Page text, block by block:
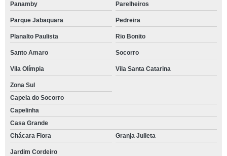
Panamby Parelheiros
Parque Jabaquara Pedreira
Planalto Paulista Rio Bonito
Santo Amaro Socorro
Vila Olímpia Vila Santa Catarina
Zona Sul
Capela do Socorro
Capelinha
Casa Grande
Chácara Flora
Granja Julieta
Jardim Cordeiro